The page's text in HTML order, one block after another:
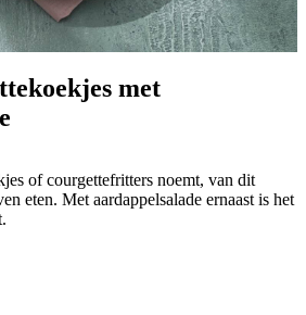
met
of courgettefritters noemt, van dit
eten. Met aardappelsalade ernaast is het